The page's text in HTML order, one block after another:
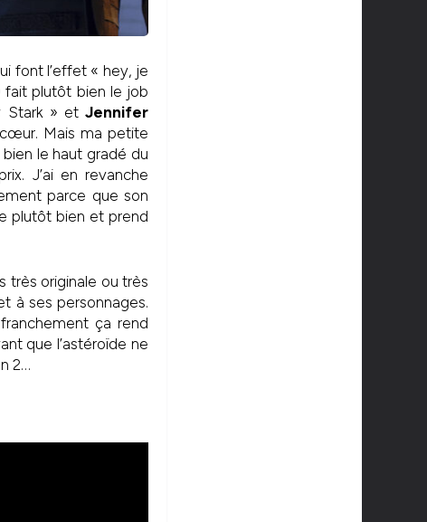
font l’effet « hey, je
fait plutôt bien le job
Stark » et Jennifer
Mais ma petite
le haut gradé du
J’ai en revanche
parce que son
plutôt bien et prend
très originale ou très
à ses personnages.
ça rend
que l’astéroïde ne
2…